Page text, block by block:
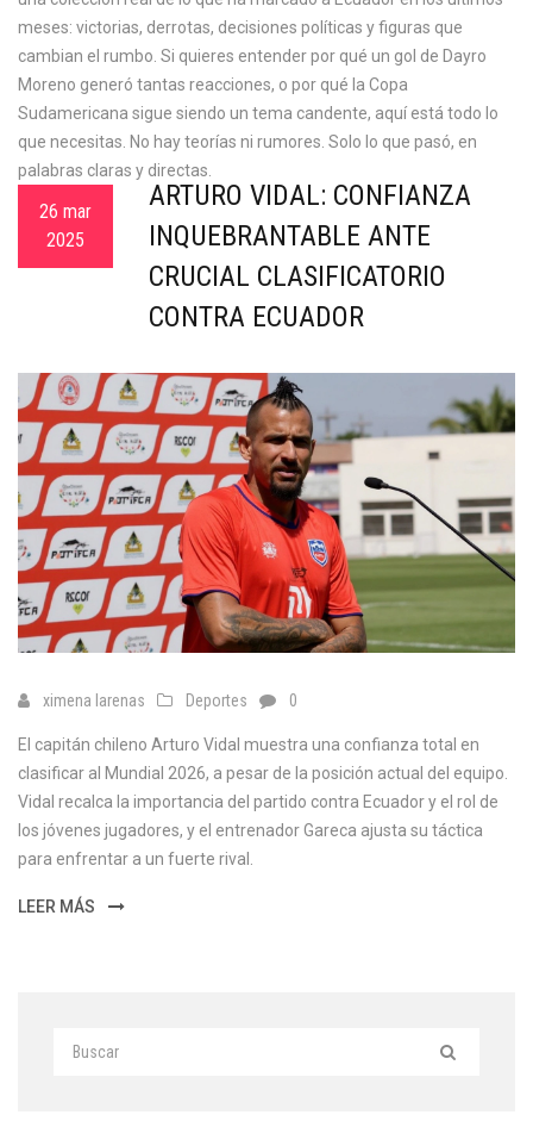
meses: victorias, derrotas, decisiones políticas y figuras que
cambian el rumbo. Si quieres entender por qué un gol de Dayro
Moreno generó tantas reacciones, o por qué la Copa
Sudamericana sigue siendo un tema candente, aquí está todo lo
que necesitas. No hay teorías ni rumores. Solo lo que pasó, en
palabras claras y directas.
26 mar
2025
ARTURO VIDAL: CONFIANZA
INQUEBRANTABLE ANTE
CRUCIAL CLASIFICATORIO
CONTRA ECUADOR
ximena larenas Deportes 0
El capitán chileno Arturo Vidal muestra una confianza total en
clasificar al Mundial 2026, a pesar de la posición actual del equipo.
Vidal recalca la importancia del partido contra Ecuador y el rol de
los jóvenes jugadores, y el entrenador Gareca ajusta su táctica
para enfrentar a un fuerte rival.
LEER MÁS